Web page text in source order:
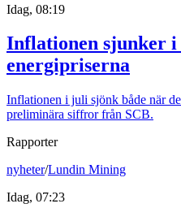
Idag, 08:19
Inflationen sjunker i
energipriserna
Inflationen i juli sjönk både när
preliminära siffror från SCB.
Rapporter
nyheter/Lundin Mining
Idag, 07:23